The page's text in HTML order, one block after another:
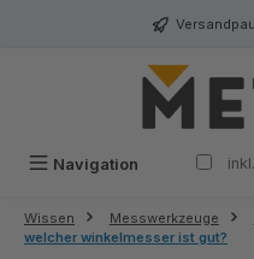
Navigation
Wissen Messwerkzeuge
welcher winkelmesser ist gut?